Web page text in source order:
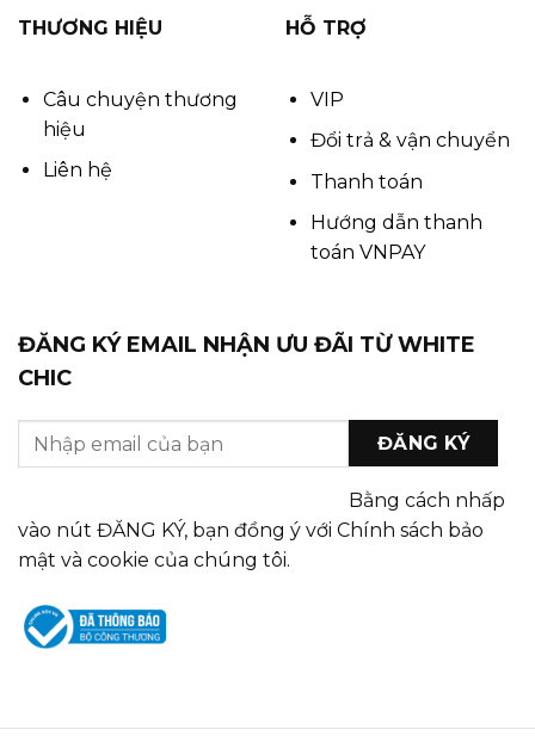
THƯƠNG HIỆU
Câu chuyện thương
hiệu
Liên hệ
HỖ TRỢ
VIP
Đổi trả & vận chuyển
Thanh toán
Hướng dẫn thanh
toán VNPAY
ĐĂNG KÝ EMAIL NHẬN ƯU ĐÃI TỪ WHITE
CHIC
Bằng cách nhấp
vào nút ĐĂNG KÝ, bạn đồng ý với Chính sách bảo
mật và cookie của chúng tôi.